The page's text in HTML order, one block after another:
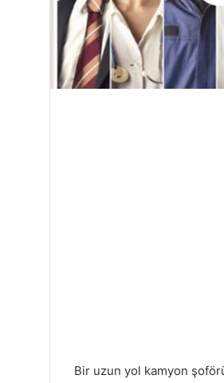
Bir uzun yol kamyon